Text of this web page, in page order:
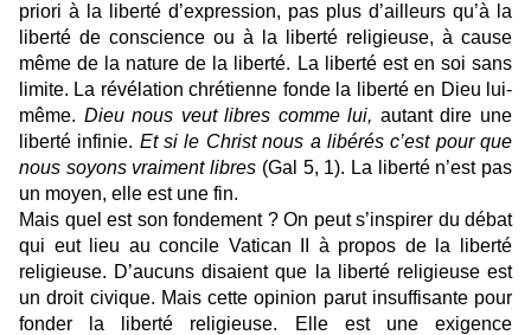
priori à la liberté d’expression, pas plus d’ailleurs qu’à la
liberté de conscience ou à la liberté religieuse, à cause
même de la nature de la liberté. La liberté est en soi sans
limite. La révélation chrétienne fonde la liberté en Dieu lui-
même. Dieu nous veut libres comme lui, autant dire une
liberté infinie. Et si le Christ nous a libérés c’est pour que
nous soyons vraiment libres (Gal 5, 1). La liberté n’est pas
un moyen, elle est une fin.
Mais quel est son fondement ? On peut s’inspirer du débat
qui eut lieu au concile Vatican II à propos de la liberté
religieuse. D’aucuns disaient que la liberté religieuse est
un droit civique. Mais cette opinion parut insuffisante pour
fonder la liberté religieuse. Elle est une exigence